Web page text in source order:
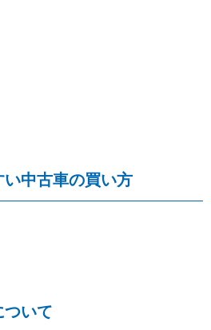
い中古車の買い方
ついて